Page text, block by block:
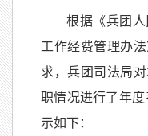
根据《兵团
工作经费管理办
求，兵团司法局
职情况进行了年
示如下：